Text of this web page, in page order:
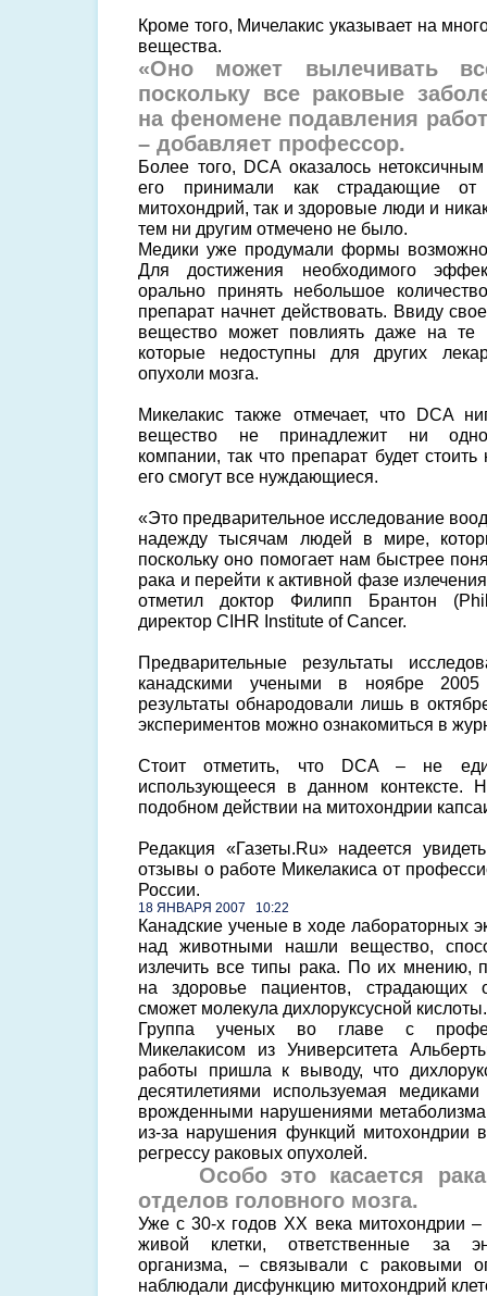
Кроме того, Мичелакис указывает на
вещества.
«Оно может вылечивать
поскольку все раковые
на феномене подавления
– добавляет профессор.
Более того, DCA оказалось
его принимали как страдающие от
митохондрий, так и здоровые люди и
тем ни другим отмечено не было.
Медики уже продумали формы
Для достижения необходимого
орально принять небольшое
препарат начнет действовать. Ввиду
вещество может повлиять даже на те
которые недоступны для других
опухоли мозга.
Микелакис также отмечает, что DCA
вещество не принадлежит ни
компании, так что препарат будет
его смогут все нуждающиеся.
«Это предварительное исследование
надежду тысячам людей в мире,
поскольку оно помогает нам быстрее
рака и перейти к активной фазе
отметил доктор Филипп Брантон
директор CIHR Institute of Cancer.
Предварительные результаты
канадскими учеными в ноябре 2005
результаты обнародовали лишь в
экспериментов можно ознакомиться в
Стоит отметить, что DCA – не
использующееся в данном контексте.
подобном действии на митохондрии
Редакция «Газеты.Ru» надеется
отзывы о работе Микелакиса от
России.
18 ЯНВАРЯ 2007 10:22
Канадские ученые в ходе лабораторных
над животными нашли вещество,
излечить все типы рака. По их мнению,
на здоровье пациентов, страдающих
сможет молекула дихлоруксусной кислоты.
Группа ученых во главе с
Микелакисом из Университета
работы пришла к выводу, что
десятилетиями используемая
врожденными нарушениями
из-за нарушения функций митохондрии
регрессу раковых опухолей.
Особо это касается
отделов головного мозга.
Уже с 30-х годов ХХ века митохондрии
живой клетки, ответственные за
организма, – связывали с раковыми
наблюдали дисфункцию митохондрий